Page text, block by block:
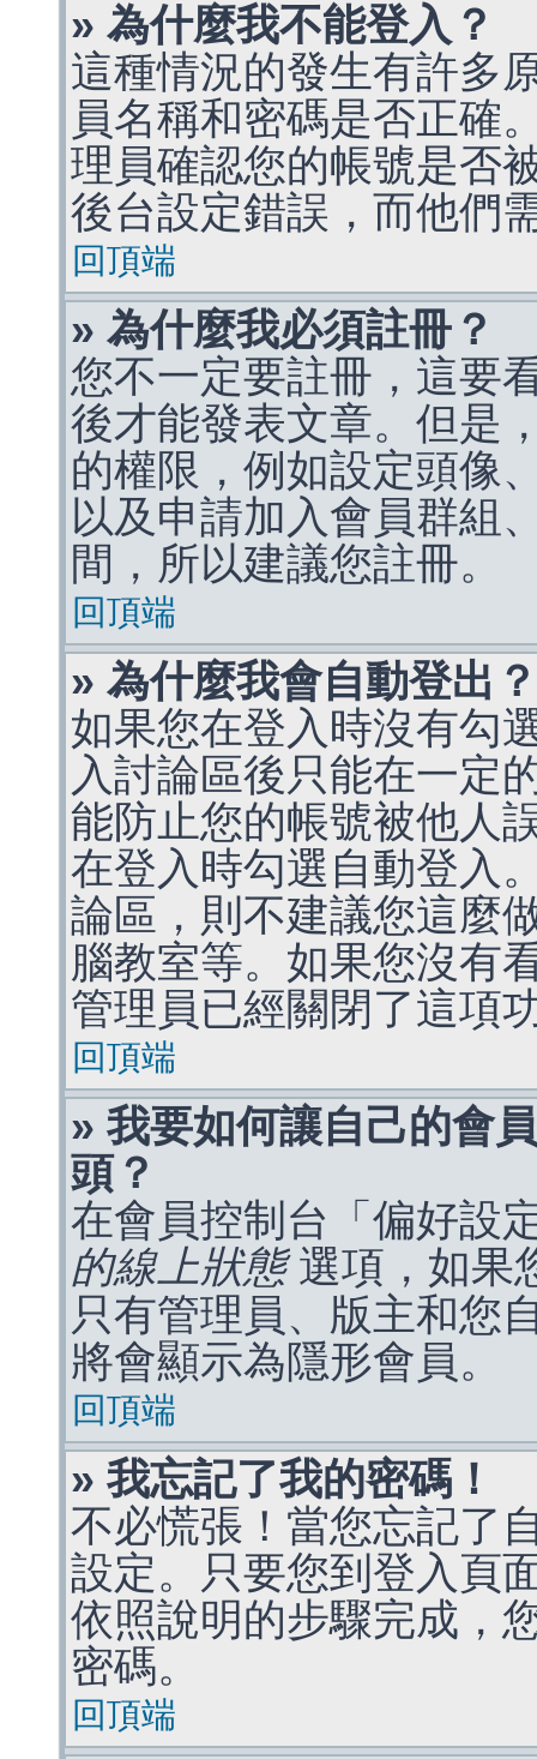
» 為什麼我不能登入？
這種情況的發生有許多
員名稱和密碼是否正確
理員確認您的帳號是否
後台設定錯誤，而他們
回頂端
» 為什麼我必須註冊？
您不一定要註冊，這要
後才能發表文章。但是
的權限，例如設定頭像
以及申請加入會員群組
間，所以建議您註冊。
回頂端
» 為什麼我會自動登出？
如果您在登入時沒有勾
入討論區後只能在一定
能防止您的帳號被他人
在登入時勾選自動登入
論區，則不建議您這麼
腦教室等。如果您沒有
管理員已經關閉了這項
回頂端
» 我要如何讓自己的會
頭？
在會員控制台「偏好設
的線上狀態選項，如果
只有管理員、版主和您
將會顯示為隱形會員。
回頂端
» 我忘記了我的密碼！
不必慌張！當您忘記了
設定。只要您到登入頁
依照說明的步驟完成，
密碼。
回頂端